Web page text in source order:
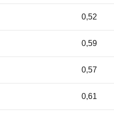
0,52
0,59
0,57
0,61